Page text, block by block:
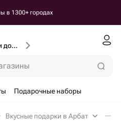
в 1300+ городах
Введите город, улицу и дом доставки
Подарочные наборы
Вкусные подарки в Арбат